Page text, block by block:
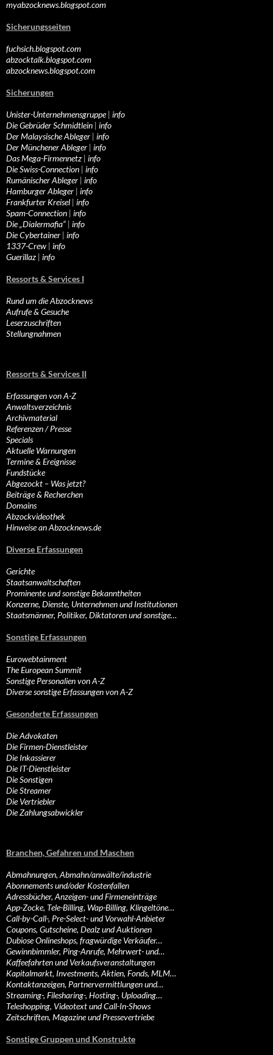
myabzocknews.blogspot.com
Sicherungsseiten
fuchsich.blogspot.com
abzocktalk.blogspot.com
abzocknews.blogspot.com
Sicherungen
Unister-Unternehmensgruppe| info
Die Gebrüder Schmidtlein | info
Der Malaysische Ableger | info
Der Münchener Ableger | info
Das Mega-Firmennetz | info
Die Swiss-Connection | info
Rumänischer Ableger | info
Hamburger Ableger | info
Frankfurter Kreisel | info
Spam-Connection | info
Die „Dialermafia“ | info
Die Cybertainer | info
1337-Crew | info
Guerillaz | info
Ressorts & Services I
Rund um die Abzocknews
Aufrufe & Gesuche
Leserzuschriften
Stellungnahmen
Ressorts & Services II
Erfassungen von A-Z
Anwaltsverzeichnis
Archivmaterial
Referenzen / Presse
Specials
Aktuelle Warnungen
Termine & Ereignisse
Fundstücke
Abgezockt – Was jetzt?
Beiträge & Recherchen
Domains
Abzockvideothek
Hinweise an Abzocknews.de
Diverse Erfassungen
Gerichte
Staatsanwaltschaften
Prominente und sonstige Bekanntheiten
Konzerne, Dienste, Unternehmen und Institutionen
Staatsmänner, Politiker, Diktatoren und sonstige…
Sonstige Erfassungen
Eurowebtainment
The European Summit
Sonstige Personalien von A-Z
Diverse sonstige Erfassungen von A-Z
Gesonderte Erfassungen
Die Advokaten
Die Firmen-Dienstleister
Die Inkassierer
Die IT-Dienstleister
Die Sonstigen
Die Streamer
Die Vertriebler
Die Zahlungsabwickler
Branchen, Gefahren und Maschen
Abmahnungen, Abmahn/anwälte/industrie
Abonnements und/oder Kostenfallen
Adressbücher, Anzeigen- und Firmeneinträge
App-Zocke, Tele-Billing, Wap-Billing, Klingeltöne…
Call-by-Call-, Pre-Select- und Vorwahl-Anbieter
Coupons, Gutscheine, Dealz und Auktionen
Dubiose Onlineshops, fragwürdige Verkäufer…
Gewinnbimmler, Ping-Anrufe, Mehrwert- und…
Kaffeefahrten und Verkaufsveranstaltungen
Kapitalmarkt, Investments, Aktien, Fonds, MLM…
Kontaktanzeigen, Partnervermittlungen und…
Streaming-, Filesharing-, Hosting-, Uploading…
Teleshopping, Videotext und Call-In-Shows
Zeitschriften, Magazine und Pressevertriebe
Sonstige Gruppen und Konstrukte